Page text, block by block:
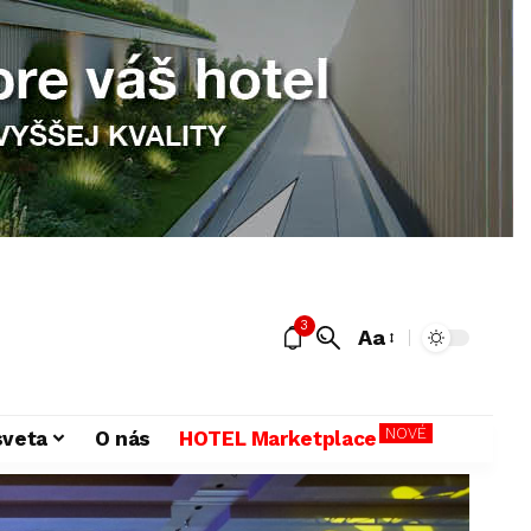
3 Aa
O nás HOTEL Marketplace NOVÉ